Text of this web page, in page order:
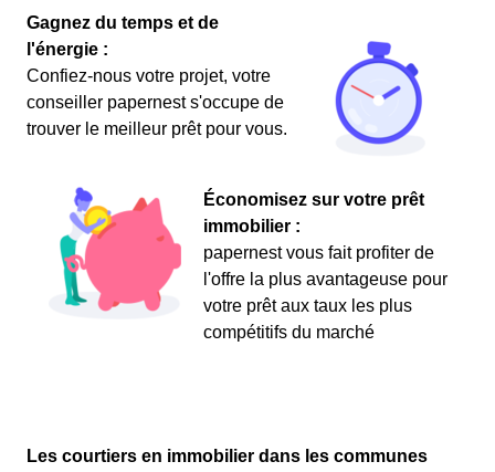
Gagnez du temps et de
l'énergie :
Confiez-nous votre projet, votre
conseiller papernest s'occupe de
trouver le meilleur prêt pour vous.
Économisez sur votre prêt
immobilier :
papernest vous fait profiter de
l'offre la plus avantageuse pour
votre prêt aux taux les plus
compétitifs du marché
Les courtiers en immobilier dans les communes